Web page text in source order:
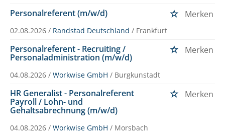
Personalreferent (m/w/d) Merken
02.08.2026 / Randstad Deutschland / Frankfurt
Personalreferent - Recruiting /
Personaladministration (m/w/d)
Merken
04.08.2026 / Workwise GmbH / Burgkunstadt
HR Generalist - Personalreferent
Payroll / Lohn- und
Gehaltsabrechnung (m/w/d)
Merken
04.08.2026 / Workwise GmbH / Morsbach